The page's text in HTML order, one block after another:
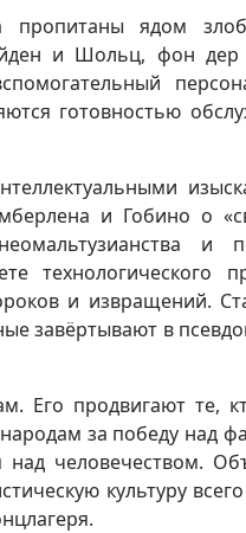
пропитаны ядом
и Шольц, фон
готовностью
и Гобино о
и
технологического
и извращений.
завёртывают в
Его продвигают те,
за победу над
человечеством.
культуру